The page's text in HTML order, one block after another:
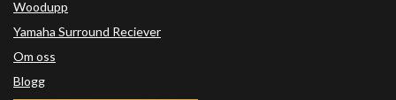
Woodupp
Yamaha Surround Reciever
Om oss
Blogg